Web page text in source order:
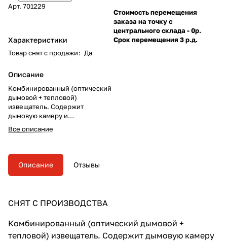
Арт. 701229
Характеристики
Товар снят с продажи: Да
Описание
Комбинированный (оптический
дымовой + тепловой)
извещатель. Содержит
дымовую камеру и
термочувствительный элемент.
Используется в случае, когда
сопутствующих загоранию
факторов (задымление,
повышение температуры)
Все описание
Стоимость перемещения
заказа на точку с
центрального склада - 0р.
Срок перемещения 3 р.д.
Описание Отзывы
СНЯТ С ПРОИЗВОДСТВА
Комбинированный (оптический дымовой +
тепловой) извещатель. Содержит дымовую камеру